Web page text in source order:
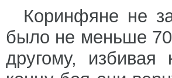
Коринфяне не
было не меньше
другому,